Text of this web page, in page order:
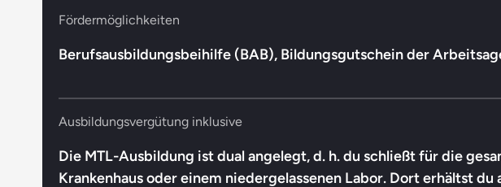
Fördermöglichkeiten
Berufsausbildungsbeihilfe (BAB), Bildungsgutschein der
Ausbildungsvergütung inklusive
Die MTL-Ausbildung ist dual angelegt, d. h. du schließt für die
Krankenhaus oder einem niedergelassenen Labor. Dort erhältst